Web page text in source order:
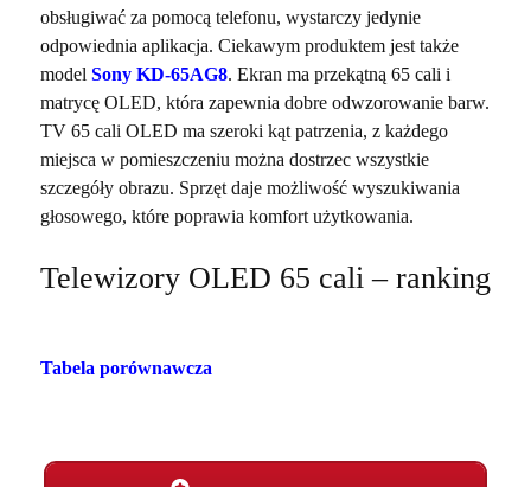
obsługiwać za pomocą telefonu, wystarczy jedynie
odpowiednia aplikacja. Ciekawym produktem jest także
model Sony KD-65AG8. Ekran ma przekątną 65 cali i
matrycę OLED, która zapewnia dobre odwzorowanie barw.
TV 65 cali OLED ma szeroki kąt patrzenia, z każdego
miejsca w pomieszczeniu można dostrzec wszystkie
szczegóły obrazu. Sprzęt daje możliwość wyszukiwania
głosowego, które poprawia komfort użytkowania.
Telewizory OLED 65 cali – ranking
Tabela porównawcza